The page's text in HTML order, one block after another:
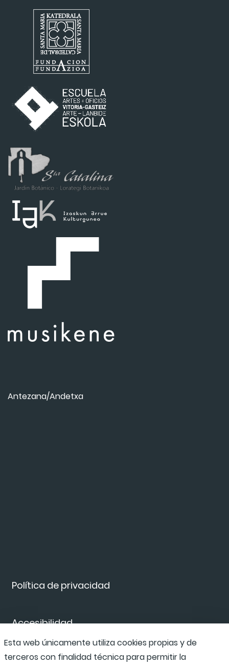
Política de privacidad
Accesibilidad
Canal de denuncias
Antezana/Andetxa
Esta web únicamente utiliza cookies propias y de
terceros con finalidad técnica para permitir la